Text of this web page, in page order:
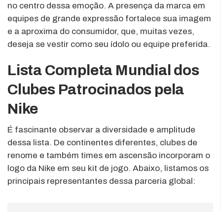
no centro dessa emoção. A presença da marca em
equipes de grande expressão fortalece sua imagem
e a aproxima do consumidor, que, muitas vezes,
deseja se vestir como seu ídolo ou equipe preferida.
Lista Completa Mundial dos
Clubes Patrocinados pela
Nike
É fascinante observar a diversidade e amplitude
dessa lista. De continentes diferentes, clubes de
renome e também times em ascensão incorporam o
logo da Nike em seu kit de jogo. Abaixo, listamos os
principais representantes dessa parceria global: